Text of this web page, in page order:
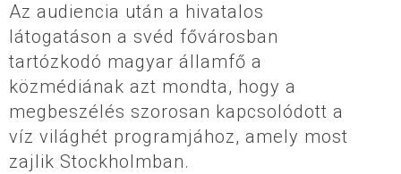
Az audiencia után a hivatalos
látogatáson a svéd fővárosban
tartózkodó magyar államfő a
közmédiának azt mondta, hogy a
megbeszélés szorosan kapcsolódott a
víz világhét programjához, amely most
zajlik Stockholmban.